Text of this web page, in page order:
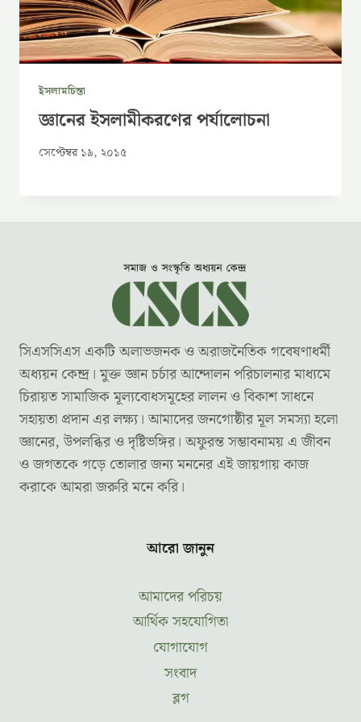
ইসলামচিন্তা
জ্ঞানের ইসলামীকরণের পর্যালোচনা
সেপ্টেম্বর ১৯, ২০১৫
সিএসসিএস একটি অলাভজনক ও অরাজনৈতিক গবেষণাধর্মী
অধ্যয়ন কেন্দ্র। মুক্ত জ্ঞান চর্চার আন্দোলন পরিচালনার মাধ্যমে
চিরায়ত সামাজিক মূল্যবোধসমূহের লালন ও বিকাশ সাধনে
সহায়তা প্রদান এর লক্ষ্য। আমাদের জনগোষ্ঠীর মূল সমস্যা হলো
জ্ঞানের, উপলব্ধির ও দৃষ্টিভঙ্গির। অফুরন্ত সম্ভাবনাময় এ জীবন
ও জগতকে গড়ে তোলার জন্য মননের এই জায়গায় কাজ
করাকে আমরা জরুরি মনে করি।
আরো জানুন
আমাদের পরিচয়
আর্থিক সহযোগিতা
যোগাযোগ
সংবাদ
ব্লগ